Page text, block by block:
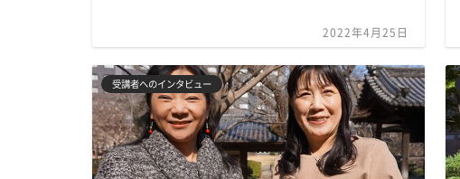
2022年4月25日
受講者へのインタビュー